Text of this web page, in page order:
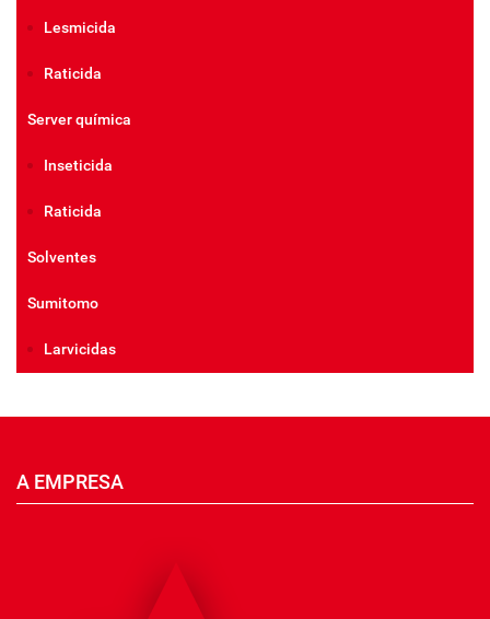
Lesmicida
Raticida
Server química
Inseticida
Raticida
Solventes
Sumitomo
Larvicidas
A EMPRESA